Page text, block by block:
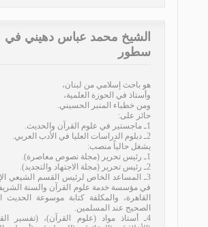
الشيخ محمد عباس دهيني في
سطور
هو باحث إسلامي من لبنان،
وأستاذ في الحوزة العلمية،
ومن خطباء المنبر الحسيني.
حائز على:
1ـ ماجستير في علوم القرآن والحديث.
2ـ دبلوم الدراسات العليا في الأدب العربي.
يشغل حالياً منصب:
1ـ رئيس تحرير (مجلة نصوص معاصرة).
2ـ رئيس تحرير (مجلة الاجتهاد والتجديد).
3ـ المساعد الخاص لرئيس القسم الشيعي
في مؤسسة خدمة علوم القرآن والسنة
القاهرة، والمكلفة كتابة موسوعة الحديث
الصحيح عند المسلمين.
4ـ أستاذ مواد (علوم القرآن)، (تفسير